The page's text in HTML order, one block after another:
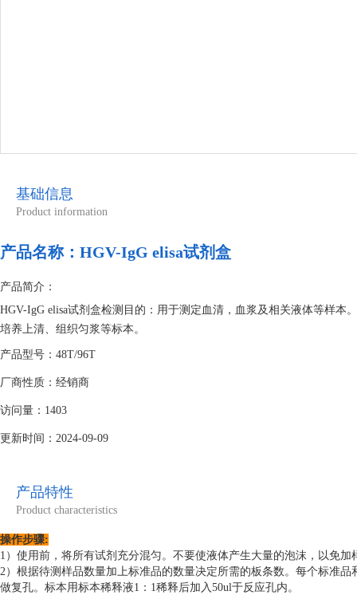
基础信息
Product information
产品名称： HGV-IgG elisa试剂盒
产品简介：
HGV-IgG elisa试剂盒检测目的：用于测定血清，血浆及相关液体等样
培养上清、组织匀浆等标本。
产品型号：48T/96T
厂商性质：经销商
访问量：1403
更新时间：2024-09-09
产品特性
Product characteristics
操作步骤:
1）使用前，将所有试剂充分混匀。不要使液体产生大量的泡沫，以免
2）根据待测样品数量加上标准品的数量决定所需的板条数。每个标准
做复孔。标本用标本稀释液1：1稀释后加入50ul于反应孔内。